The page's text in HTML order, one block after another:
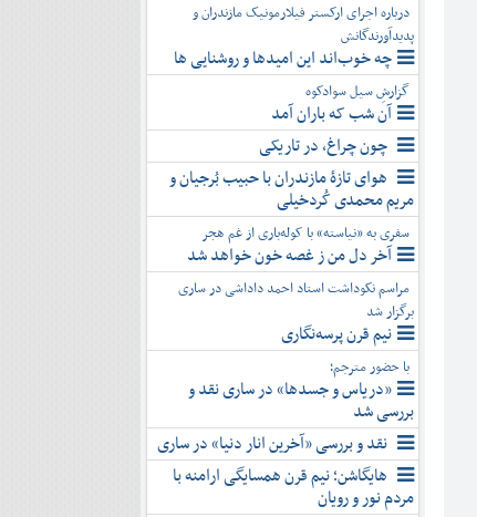
درباره اجرای ارکستر فیلارمونیک مازندران و
پدیدآورندگانش
چه خوب‌اند این امیدها و روشنایی ها
گزارشِ سیل سوادکوه
آن شب که باران آمد
چون چراغ، در تاریکی
هوای تازۀ مازندران با حبیب بُرجیان و
مریم محمدی کُردخیلی
سفری به «نیاسته» با کوله‌باری از غم هجر
آخر دل من ز غصه خون خواهد شد
مراسم نکوداشت استاد احمد داداشی در ساری
برگزار شد
نیم قرن پرسه‌نگاری
با حضور مترجم؛
«دریاس و جسدها» در ساری نقد و
بررسی شد
نقد و بررسی «آخرین انار دنیا» در ساری
هایگاشن؛ نیم قرن همسایگی ارامنه با
مردم نور و رویان